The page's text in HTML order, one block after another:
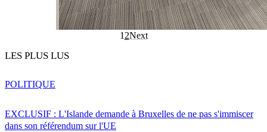
1 2Next
LES PLUS LUS
EXCLUSIF : L'Islande demande à Bruxelles de ne pas s'immiscer
dans son référendum sur l'UE
POLITIQUE